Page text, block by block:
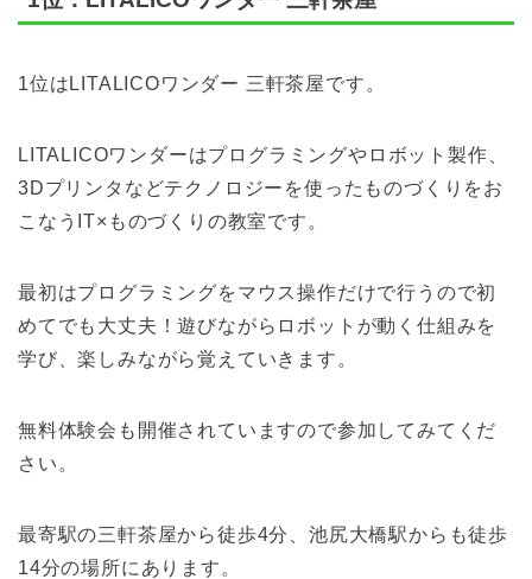
1位はLITALICOワンダー 三軒茶屋です。
LITALICOワンダーはプログラミングやロボット製作、
3Dプリンタなどテクノロジーを使ったものづくりをお
こなうIT×ものづくりの教室です。
最初はプログラミングをマウス操作だけで行うので初
めてでも大丈夫！遊びながらロボットが動く仕組みを
学び、楽しみながら覚えていきます。
無料体験会も開催されていますので参加してみてくだ
さい。
最寄駅の三軒茶屋から徒歩4分、池尻大橋駅からも徒歩
14分の場所にあります。